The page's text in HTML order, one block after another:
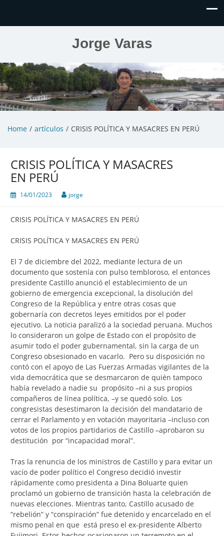
Jorge Varas
Home artículos CRISIS POLÍTICA Y MASACRES EN PERÚ
CRISIS POLÍTICA Y MASACRES
EN PERÚ
14/01/2023 jorge
CRISIS POLÍTICA Y MASACRES EN PERÚ
CRISIS POLÍTICA Y MASACRES EN PERÚ
El 7 de diciembre del 2022, mediante lectura de un
documento que sostenía con pulso tembloroso, el entonces
presidente Castillo anunció el establecimiento de un
gobierno de emergencia excepcional, la disolución del
Congreso de la República y entre otras cosas que
gobernaría con decretos leyes emitidos por el poder
ejecutivo. La noticia paralizó a la sociedad peruana. Muchos
lo consideraron un golpe de Estado con el propósito de
asumir todo el poder gubernamental, sin la carga de un
Congreso obsesionado en vacarlo. Pero su disposición no
contó con el apoyo de Las Fuerzas Armadas vigilantes de la
vida democrática que se desmarcaron de quién tampoco
había revelado a nadie su propósito –ni a sus propios
compañeros de línea política, –y se quedó solo. Los
congresistas desestimaron la decisión del mandatario de
cerrar el Parlamento y en votación mayoritaria –incluso con
votos de los propios partidarios de Castillo –aprobaron su
destitución por “incapacidad moral”.
Tras la renuncia de los ministros de Castillo y para evitar un
vacío de poder político el Congreso decidió investir
rápidamente como presidenta a Dina Boluarte quien
proclamó un gobierno de transición hasta la celebración de
nuevas elecciones. Mientras tanto, Castillo acusado de
“rebelión” y “conspiración” fue detenido y encarcelado en el
mismo penal en que está preso el ex-presidente Alberto